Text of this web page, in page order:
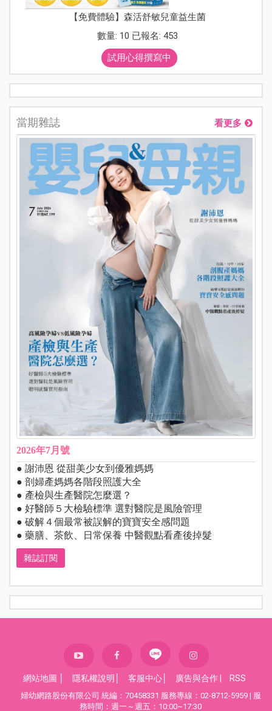
【免費體驗】森活舒敏兒童益生菌
數量: 10 已報名: 453
試用心得撰寫中
當期雜誌 看更多
2026年7月號
● 謝沛恩 從甜美少女到優雅媽媽
● 剖婦產媽媽各階段照護大全
● 產檢與生產醫院怎麼選？
● 好醫師５大檢驗標準 選對醫院是風險管理
● 破解４個最常被誤解的寶寶安全感問題
● 藥膳、茶飲、日常保養 中醫觀點看產後掉髮
雜誌訂閱
網站地圖 隱私權說明 客服中心 廣告與合作 RSS
婦幼網路股份有限公司 統編：70458331 服務專線：02-8712-5959 | 服
務時間：週一～週五：10:00~17:30